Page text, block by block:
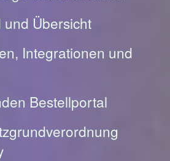
und Übersicht
Integrationen und
Bestellportal